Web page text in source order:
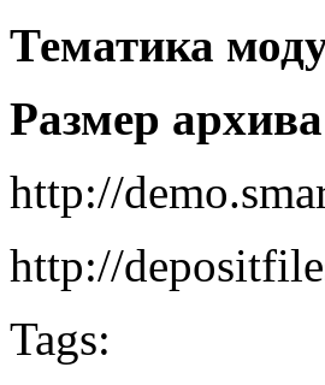
Тематика
Размер архива
http://
http://
Tags: